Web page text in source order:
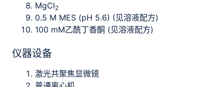
MgCl2
0.5 M MES (pH 5.6) (见溶液配方)
100 mM乙酰丁香酮 (见溶液配方)
仪器设备
激光共聚焦显微镜